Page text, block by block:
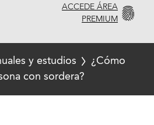
ACCEDE ÁREA
PREMIUM
y estudios
¿Cómo
con sordera?